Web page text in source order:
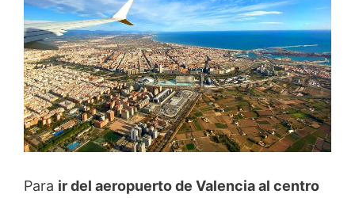
Para ir del aeropuerto de Valencia al centro